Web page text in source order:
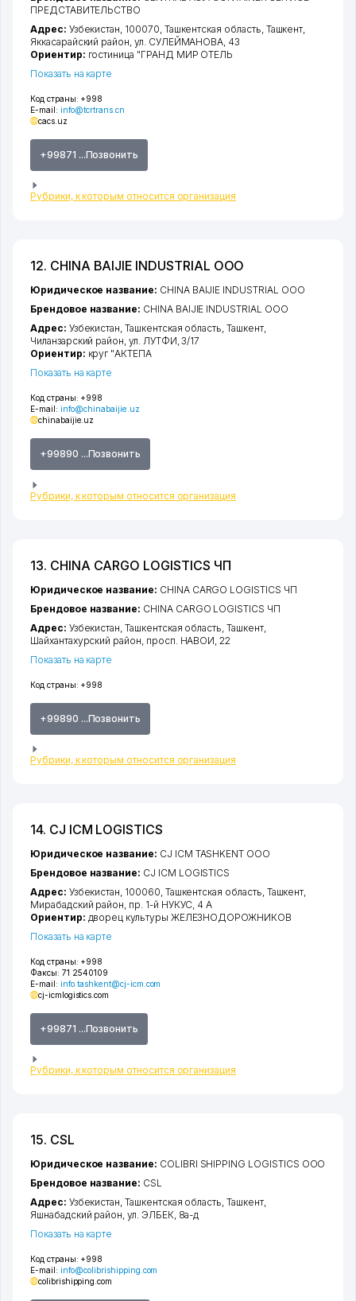
Код страны: +998
E-mail: info@tcrtrans.cn
cacs.uz
+99871 ...Позвонить
Рубрики, к которым относится организация
ПРЕДСТАВИТЕЛЬСТВО
Адрес: Узбекистан, 100070, Ташкентская область, Ташкент,
Яккасарайский район, ул. СУЛЕЙМАНОВА, 43
Ориентир: гостиница "ГРАНД МИР ОТЕЛЬ
Показать на карте
12. CHINA BAIJIE INDUSTRIAL ООО
Код страны: +998
E-mail: info@chinabaijie.uz
chinabaijie.uz
+99890 ...Позвонить
Рубрики, к которым относится организация
Юридическое название: CHINA BAIJIE INDUSTRIAL ООО
Брендовое название: CHINA BAIJIE INDUSTRIAL ООО
Адрес: Узбекистан,Ташкентская область,Ташкент,
Чиланзарский район,ул. ЛУТФИ, 3/17
Ориентир: круг "АКТЕПА
Показать на карте
13. CHINA CARGO LOGISTICS ЧП
Код страны: +998
+99890 ...Позвонить
Рубрики, к которым относится организация
Юридическое название: CHINA CARGO LOGISTICS ЧП
Брендовое название: CHINA CARGO LOGISTICS ЧП
Адрес: Узбекистан,Ташкентская область ,Ташкент,
Шайхантахурский район просп. НАВОИ , 22
Показать на карте
14. CJ ICM LOGISTICS
Код страны: +998
Факсы: 71 2540109
E-mail: info.tashkent@cj-icm.com
cj-icmlogistics.com
+99871 ...Позвонить
Рубрики, к которым относится организация
Юридическое название: CJ ICM TASHKENT ООО
Брендовое название: CJ ICM LOGISTICS
Адрес: Узбекистан, 100060, Ташкентская область Ташкент
Мирабадский район пр. 1-й НУКУС , 4 А
Ориентир: дворец культуры ЖЕЛЕЗНОДОРОЖНИКОВ
Показать на карте
15. CSL
Код страны: +998
E-mail: info@colibrishipping.com
colibrishipping.com
Юридическое название: COLIBRI SHIPPING LOGISTICS ООО
Брендовое название: CSL
Адрес: Узбекистан,Ташкентская область,Ташкент,
Яшнабадский район,ул. ЭЛБЕК, 8а-д
Показать на карте